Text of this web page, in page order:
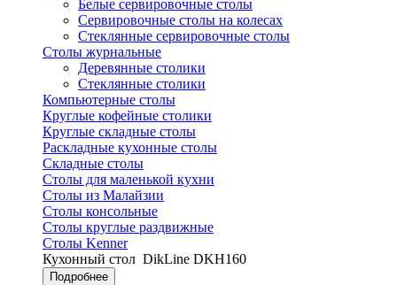
Белые сервировочные столы
Сервировочные столы на колесах
Стеклянные сервировочные столы
Столы журнальные
Деревянные столики
Стеклянные столики
Компьютерные столы
Круглые кофейные столики
Круглые складные столы
Раскладные кухонные столы
Складные столы
Столы для маленькой кухни
Столы из Малайзии
Столы консольные
Столы круглые раздвижные
Столы Kenner
Кухонный стол DikLine DKH160
Подробнее